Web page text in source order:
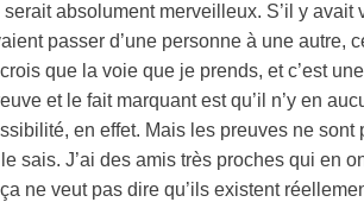
absolument merveilleux. S’il y
passer d’une personne à une autre,
que la voie que je prends, et c’est
et le fait marquant est qu’il n’y en
en effet. Mais les preuves ne
sais. J’ai des amis très proches qui en
ne veut pas dire qu’ils existent